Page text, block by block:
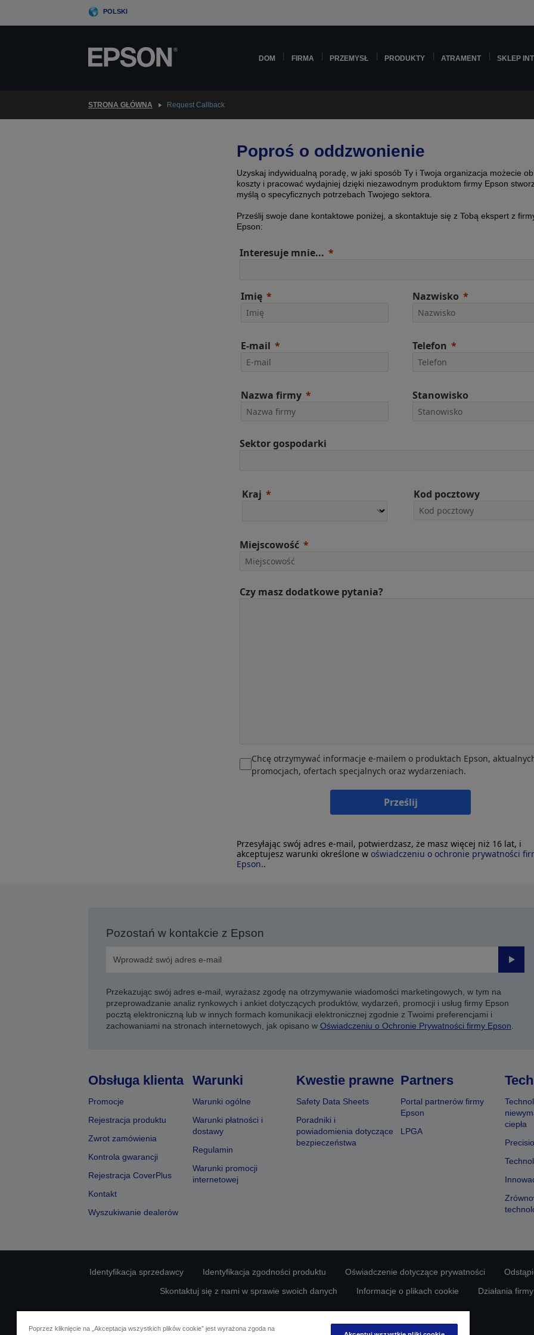
POLSKI
DOM FIRMA PRZEMYSŁ PRODUKTY ATRAMENT SKLEP
STRONA GŁÓWNA Request Callback
Poproś o oddzwonienie
Uzyskaj indywidualną poradę, w jaki sposób Ty i Twoja organizacja możecie
koszty i pracować wydajniej dzięki niezawodnym produktom firmy Epson
myślą o specyficznych potrzebach Twojego sektora.
Prześlij swoje dane kontaktowe poniżej, a skontaktuje się z Tobą ekspert z
Epson:
Interesuje mnie...
Imię Nazwisko
E-mail Telefon
Nazwa firmy Stanowisko
Sektor gospodarki
Kraj Kod pocztowy
Miejscowość
Czy masz dodatkowe pytania?
Chcę otrzymywać informacje e-mailem o produktach Epson,
promocjach, ofertach specjalnych oraz wydarzeniach.
Prześlij
Przesyłając swój adres e-mail, potwierdzasz, że masz więcej niż 16 lat, i
akceptujesz warunki określone w oświadczeniu o ochronie prywatności
Epson..
Pozostań w kontakcie z Epson
Przekazując swój adres e-mail, wyrażasz zgodę na otrzymywanie wiadomości marketingowych, w tym na
przeprowadzanie analiz rynkowych i ankiet dotyczących produktów, wydarzeń, promocji i usług firmy Epson
pocztą elektroniczną lub w innych formach komunikacji elektronicznej zgodnie z Twoimi preferencjami i
zachowaniami na stronach internetowych, jak opisano w Oświadczeniu o Ochronie Prywatności firmy Epson
Obsługa klienta
Promocje
Rejestracja produktu
Zwrot zamówienia
Kontrola gwarancji
Rejestracja CoverPlus
Kontakt
Wyszukiwanie dealerów
Warunki
Warunki ogólne
Warunki płatności i
dostawy
Regulamin
Warunki promocji
internetowej
Kwestie prawne
Safety Data Sheets
Poradniki i
powiadomienia dotyczące
bezpieczeństwa
Partners
Portal partnerów firmy
Epson
LPGA
ciepła
Identyfikacja sprzedawcy Identyfikacja zgodności produktu Oświadczenie dotyczące prywatności
Skontaktuj się z nami w sprawie swoich danych
Informacje o plikach cookie Działania
Poprzez kliknięcie na „Akceptacja wszystkich plików cookie” jest wyrażona zgoda na